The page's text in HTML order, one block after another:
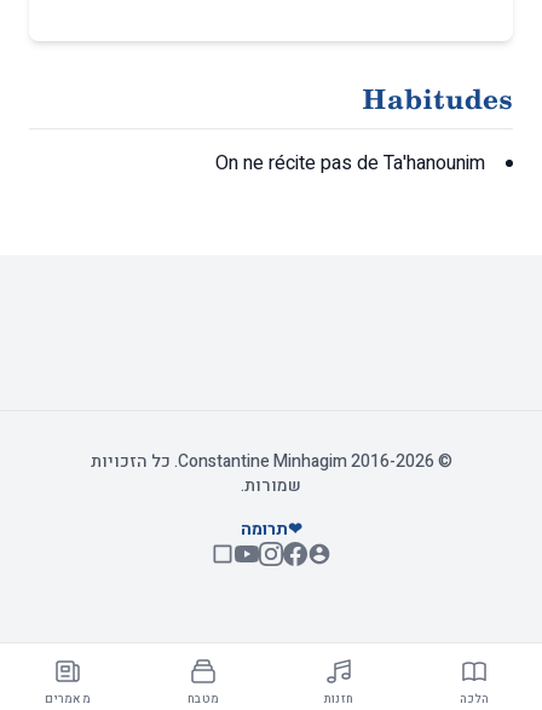
Habitudes
On ne récite pas de Ta'hanounim
© 2016-2026 Constantine Minhagim. כל הזכויות
שמורות.
❤תרומה
הלכה חזנות מטבח מאמרים